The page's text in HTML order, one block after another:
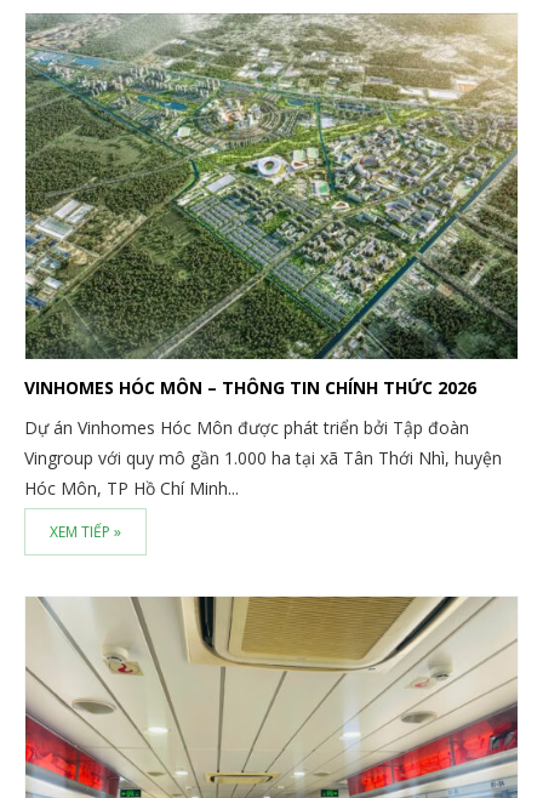
VINHOMES HÓC MÔN – THÔNG TIN CHÍNH THỨC 2026
Dự án Vinhomes Hóc Môn được phát triển bởi Tập đoàn
Vingroup với quy mô gần 1.000 ha tại xã Tân Thới Nhì, huyện
Hóc Môn, TP Hồ Chí Minh...
XEM TIẾP »